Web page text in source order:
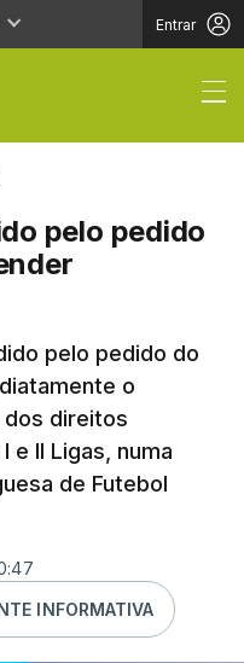
Entrar
pelo pedido
pelo pedido do
o
direitos
e II Ligas, numa
de Futebol
INFORMATIVA